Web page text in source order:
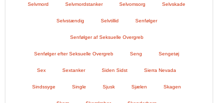
Selvmord Selvmordstanker Selvomsorg Selvskade
Selvstændig Selvtillid Senfølger
Senfølger af Seksuelle Overgreb
Senfølger efter Seksuelle Overgreb Seng Sengetøj
Sex Sextanker Siden Sidst Sierra Nevada
Sindssyge Single Sjusk Sjælen Skagen